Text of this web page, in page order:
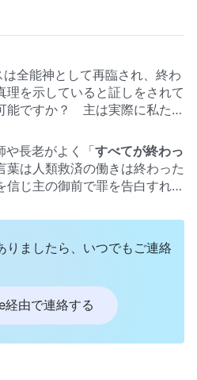
全能神として再臨され、終わ
理を示していると証しをされて
能ですか？ 主は実際に私たち
です。私たちを置いて終わり
なんて、有り得ないでしょ
を受けていれば、既に神様の
と思います。主イエスの言葉が
しが去って行かなければ、あな
の目を開くであろ
16：7-8）
られた後のペンテコステで、人
下りてきたのだと考えます。そ
自分の罪や義、裁きについて自
ても主イエスが天に昇られた
や長老がよく「すべてが終わっ
葉は人類救済の働きは終わった
信じ主の御前で罪を告白すれば
て救われ、主がお見えになった
さるので、人類救済のために主
と。でもこれは間違っているよ
主が言われた「
すか？ 終わりの日に神様が再
清めるため裁きをする必要があ
りましたら、いつでもご連絡
経由で連絡する